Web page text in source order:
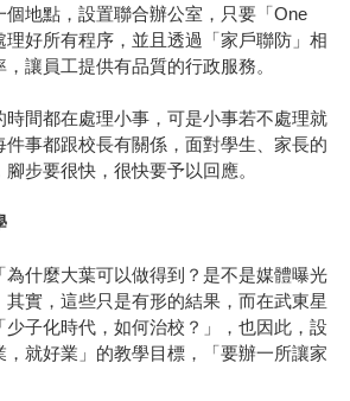
地點，設置聯合辦公室，只要「One
理好所有程序，並且透過「家戶聯防」相
讓員工提供有品質的行政服務。
間都在處理小事，可是小事若不處理就
事都跟校長有關係，面對學生、家長的
步要很快，很快要予以回應。
什麼大葉可以做得到？是不是媒體曝光
實，這些只是有形的結果，而在武東星
子化時代，如何治校？」，也因此，設
，就好業」的教學目標，「要辦一所讓家